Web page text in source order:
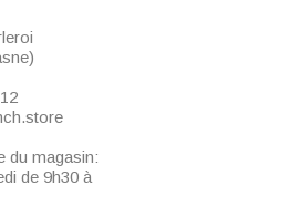
du magasin:
de 9h30 à